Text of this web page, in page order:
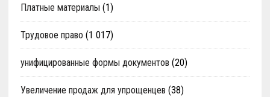
Платные материалы (1)
Трудовое право (1 017)
унифицированные формы документов (20)
Увеличение продаж для упрощенцев (38)